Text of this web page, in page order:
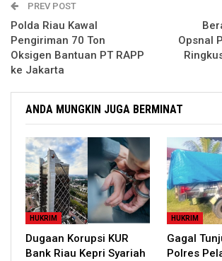
PREV POST
Polda Riau Kawal
Pengiriman 70 Ton
Oksigen Bantuan PT RAPP
ke Jakarta
Opsnal
ANDA MUNGKIN JUGA BERMINAT
HUKRIM
Dugaan Korupsi KUR
Bank Riau Kepri Syariah
HUKRIM
Gagal
Polres